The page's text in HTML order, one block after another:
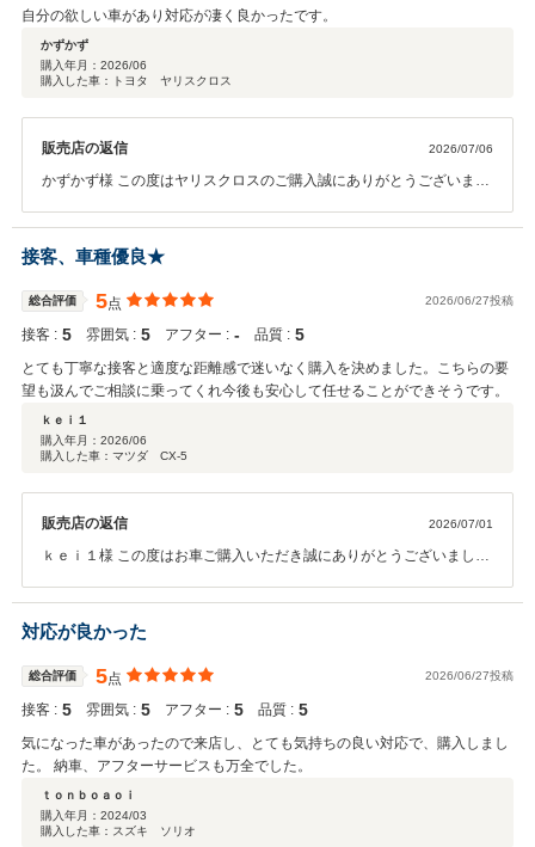
としっかりと連携をとり、お車の点検やアフターサービスを全国ネッ
Ｓをどうぞよろしくお願いいたします。
自分の欲しい車があり対応が凄く良かったです。
かずかず
購入年月： 2026/06
購入した車：トヨタ ヤリスクロス
販売店の返信 2026/07/06
かずかず様 この度はヤリスクロスのご購入誠にありがとうございま
ターフォローもスタッフ一同精一杯ご対応させて頂きます。 引き続き
宜しくお願い致します。
接客、車種優良★
総合評価 5点 2026/06/27投稿
接客 : 5 雰囲気 : 5 アフター : ‐ 品質 : 5
とても丁寧な接客と適度な距離感で迷いなく購入を決めました。こちらの要
望も汲んでご相談に乗ってくれ今後も安心して任せることができそうです。
ｋｅｉ１
購入年月： 2026/06
購入した車：マツダ CX-5
販売店の返信 2026/07/01
ｋｅｉ１様 この度はお車ご購入いただき誠にありがとうございまし
も末永いお付き合いを何卒宜しくお願い致します。
対応が良かった
総合評価 5点 2026/06/27投稿
接客 : 5 雰囲気 : 5 アフター : 5 品質 : 5
気になった車があったので来店し、とても気持ちの良い対応で、購入しまし
た。 納車、アフターサービスも万全でした。
ｔｏｎｂｏａｏｉ
購入年月： 2024/03
購入した車：スズキ ソリオ